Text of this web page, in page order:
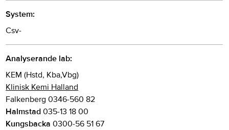
System:
Csv-
Analyserande lab:
KEM (Hstd, Kba,Vbg)
Klinisk Kemi Halland
Falkenberg 0346-560 82
Halmstad 035-13 18 00
Kungsbacka 0300-56 51 67